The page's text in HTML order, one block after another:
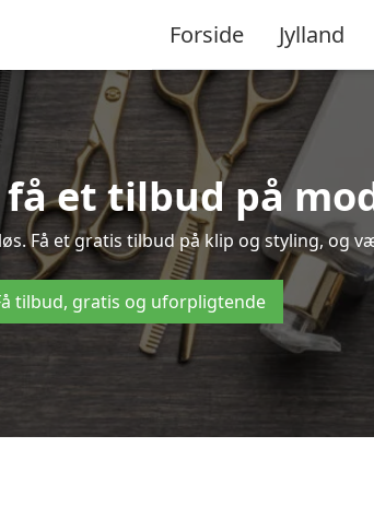
Forside Jylland
få et tilbud på
Få et gratis tilbud på klip og styling, og
tilbud, gratis og uforpligtende